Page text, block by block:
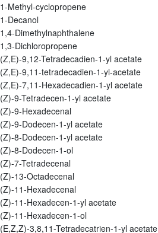
1-Methyl-cyclopropene
1-Decanol
1,4-Dimethylnaphthalene
1,3-Dichloropropene
(Z,E)-9,12-Tetradecadien-1-yl acetate
(Z,E)-9,11-tetradecadien-1-yl-acetate
(Z,E)-7,11-Hexadecadien-1-yl acetate
(Z)-9-Tetradecen-1-yl acetate
(Z)-9-Hexadecenal
(Z)-9-Dodecen-1-yl acetate
(Z)-8-Dodecen-1-yl acetate
(Z)-8-Dodecen-1-ol
(Z)-7-Tetradecenal
(Z)-13-Octadecenal
(Z)-11-Hexadecenal
(Z)-11-Hexadecen-1-yl acetate
(Z)-11-Hexadecen-1-ol
(E,Z,Z)-3,8,11-Tetradecatrien-1-yl acetate